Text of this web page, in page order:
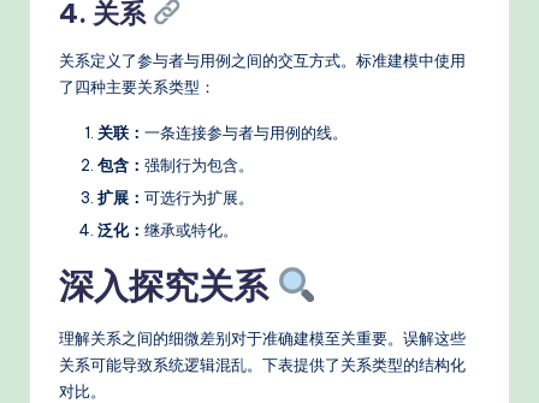
4. 关系
关系定义了参与者与用例之间的交互方式。标准建模中使用
了四种主要关系类型：
关联： 一条连接参与者与用例的线。
包含： 强制行为包含。
扩展： 可选行为扩展。
泛化： 继承或特化。
深入探究关系
理解关系之间的细微差别对于准确建模至关重要。误解这些
关系可能导致系统逻辑混乱。下表提供了关系类型的结构化
对比。